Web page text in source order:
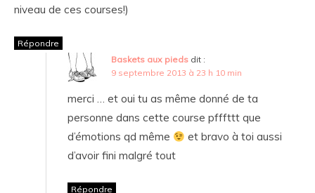
niveau de ces courses!)
Répondre
Baskets aux pieds dit :
9 septembre 2013 à 23 h 10 min
merci … et oui tu as même donné de ta
personne dans cette course pfffttt que
d’émotions qd même
et bravo à toi aussi
d’avoir fini malgré tout
Répondre